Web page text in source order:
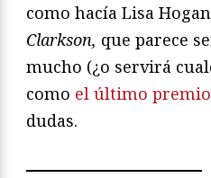
como hacía Lisa
Clarkson, que parece
mucho (¿o servirá
como el último
dudas.